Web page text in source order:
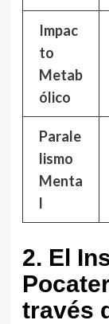
Impac
to
Metab
ólico
Parale
lismo
Menta
l
2. El
través